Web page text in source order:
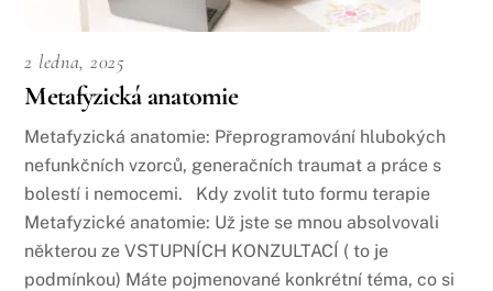
2 ledna, 2025
Metafyzická anatomie
Metafyzická anatomie: Přeprogramování hlubokých
nefunkčních vzorců, generačních traumat a práce s
bolestí i nemocemi. Kdy zvolit tuto formu terapie
Metafyzické anatomie: Už jste se mnou absolvovali
některou ze VSTUPNÍCH KONZULTACÍ ( to je
podmínkou) Máte pojmenované konkrétní téma, co si